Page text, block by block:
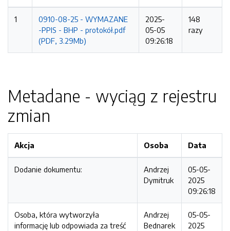
1
0910-08-25 - WYMAZANE
-PPIS - BHP - protokół.pdf
(PDF, 3.29Mb)
2025-
05-05
09:26:18
148
razy
Metadane - wyciąg z rejestru
zmian
Akcja Osoba Data
Dodanie dokumentu:
Andrzej
Dymitruk
05-05-
2025
09:26:18
Osoba, która wytworzyła
informację lub odpowiada za treść
Andrzej
Bednarek
05-05-
2025